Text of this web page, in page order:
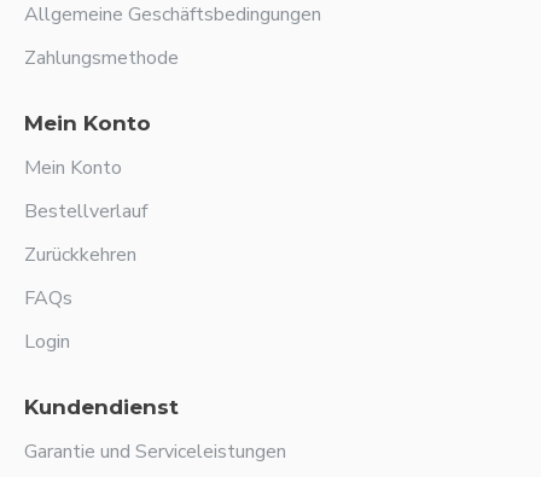
Allgemeine Geschäftsbedingungen
Zahlungsmethode
Mein Konto
Mein Konto
Bestellverlauf
Zurückkehren
FAQs
Login
Kundendienst
Garantie und Serviceleistungen